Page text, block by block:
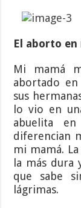
El aborto
Mi mamá
abortado en
sus
lo vio en
abuelita
diferencian
mi mamá.
la más
que sabe
lágrimas.